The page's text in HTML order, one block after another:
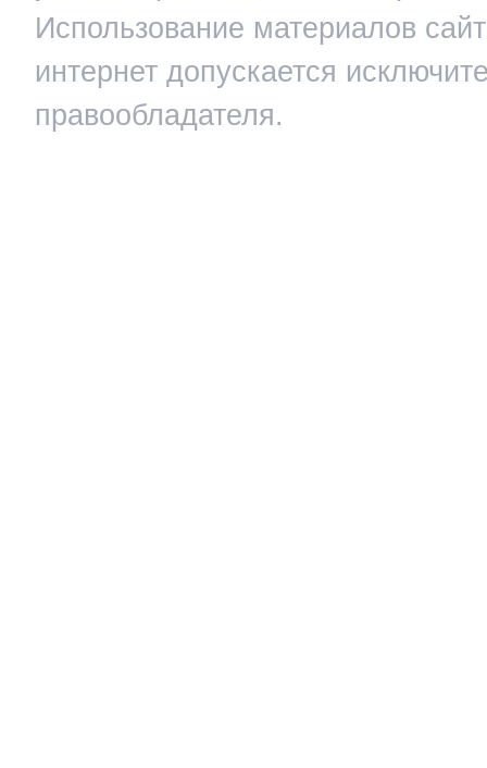
Использование материалов
интернет допускается
правообладателя.